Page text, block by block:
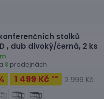
stolků
, dub divoký/černá, 2 ks
8 prodejnách
1 499 Kč ** 2 999 Kč